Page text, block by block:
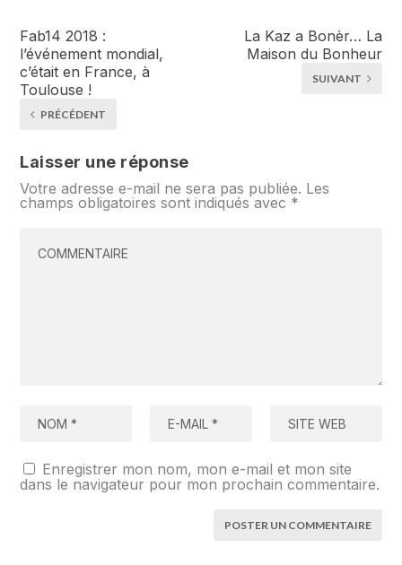
Fab14 2018 :
l’événement mondial,
c’était en France, à
Toulouse !
PRÉCÉDENT
La Kaz a Bonèr… La
Maison du Bonheur
SUIVANT
Laisser une réponse
Votre adresse e-mail ne sera pas publiée. Les
champs obligatoires sont indiqués avec *
Enregistrer mon nom, mon e-mail et mon site
dans le navigateur pour mon prochain commentaire.